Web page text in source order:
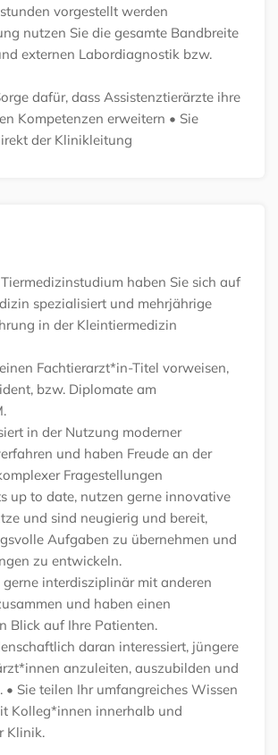
vorgestellt werden
nutzen Sie die gesamte Bandbreite
externen Labordiagnostik bzw.
dafür, dass Assistenztierärzte ihre
Kompetenzen erweitern • Sie
der Klinikleitung
haben Sie sich auf
spezialisiert und mehrjährige
in der Kleintiermedizin
Fachtierarzt*in-Titel vorweisen,
bzw. Diplomate am
in der Nutzung moderner
und haben Freude an der
Fragestellungen
up to date, nutzen gerne innovative
und sind neugierig und bereit,
Aufgaben zu übernehmen und
zu entwickeln.
gerne interdisziplinär mit anderen
und haben einen
Blick auf Ihre Patienten.
daran interessiert, jüngere
anzuleiten, auszubilden und
• Sie teilen Ihr umfangreiches Wissen
Kolleg*innen innerhalb und
Klinik.